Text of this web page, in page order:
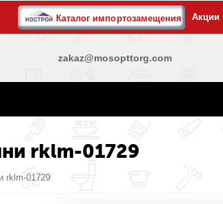
Каталог импортозамещения Акции
zakaz@mosopttorg.com
rklm-01729
rklm-01729